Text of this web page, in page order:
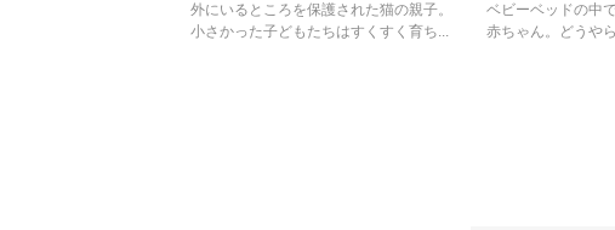
外にいるところを保護された猫の親子。
小さかった子どもたちはすくすく育ち...
ベビーベッドの中
赤ちゃん。どうや